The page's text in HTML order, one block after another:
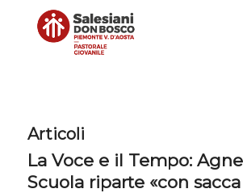
Articoli
La Voce e il Tempo:
Scuola riparte «con